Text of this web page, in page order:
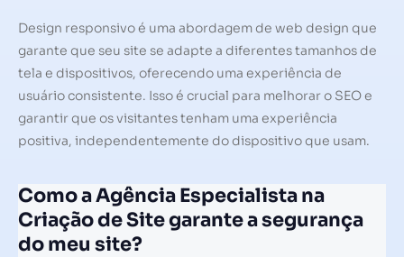
Design responsivo é uma abordagem de web design que
garante que seu site se adapte a diferentes tamanhos de
tela e dispositivos, oferecendo uma experiência de
usuário consistente. Isso é crucial para melhorar o SEO e
garantir que os visitantes tenham uma experiência
positiva, independentemente do dispositivo que usam.
Como a Agência Especialista na
Criação de Site garante a segurança
do meu site?